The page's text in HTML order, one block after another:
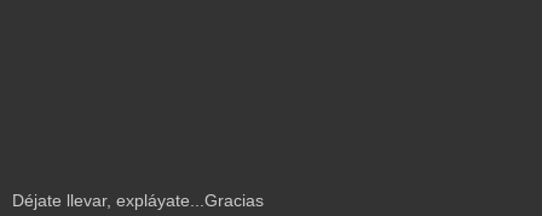
Déjate llevar, expláyate...Gracias